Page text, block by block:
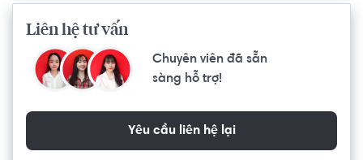
Liên hệ tư vấn
Chuyên viên đã sẵn
sàng hỗ trợ!
Yêu cầu liên hệ lại